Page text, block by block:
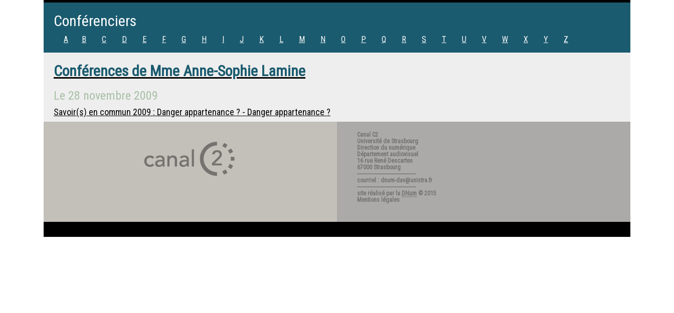
Conférenciers
A B C D E F G H I J K L M N O P Q R S T U V W X Y Z
Conférences de Mme Anne-Sophie Lamine
Le 28 novembre 2009
Savoir(s) en commun 2009 : Danger appartenance ? - Danger appartenance ?
Canal C2
Université de Strasbourg
Direction du numérique
Département audiovisuel
16 rue René Descartes
67000 Strasbourg
---------------------------------------
courriel : dnum-dav@unistra.fr
---------------------------------------
site réalisé par la DNum © 2015
Mentions légales